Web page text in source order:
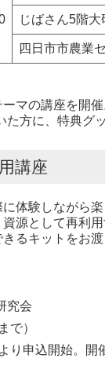
じばさん5階大
四日市市農業
マの講座を開催
方に、特典グ
講座
体験しながら
源として再利用
るキットをお
究会
で）
り申込開始。開
プ研